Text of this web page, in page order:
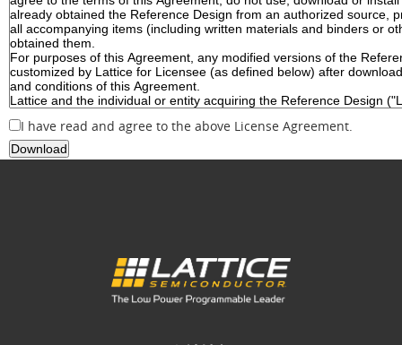
I have read and agree to the above License Agreement.